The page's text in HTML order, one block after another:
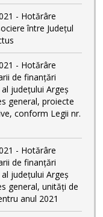
- Hotărâre
între Județul
- Hotărâre
de finanțări
județului Argeș
general, proiecte
conform Legii nr.
- Hotărâre
de finanțări
județului Argeș
general, unități de
anul 2021